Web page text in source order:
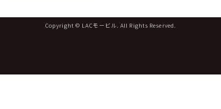
Copyright © LACモービル. All Rights Reserved.